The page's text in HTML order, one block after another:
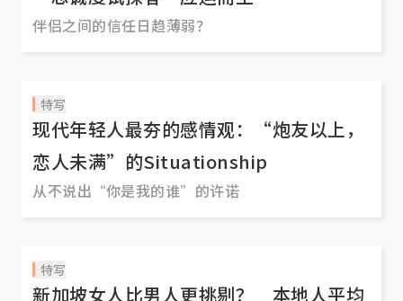
伴侣之间的信任日趋薄弱？
特写
现代年轻人最夯的感情观：“炮友以上，
恋人未满”的Situationship
从不说出“你是我的谁”的许诺
特写
新加坡女人比男人更挑剔？ 本地人平均